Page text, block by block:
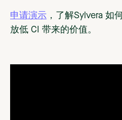
申请演示 ，了解Sylvera 如
放低 CI 带来的价值。